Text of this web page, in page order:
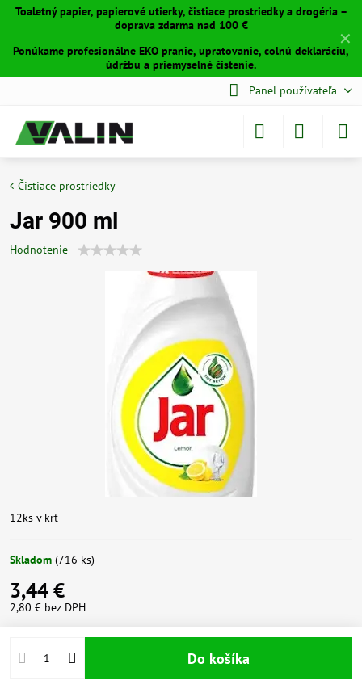
✕
Toaletný papier, papierové utierky, čistiace prostriedky a drogéria –
doprava zdarma nad 100 €
Ponúkame profesionálne EKO pranie, upratovanie, colnú deklaráciu,
údržbu a priemyselné čistenie.
Panel používateľa
Čistiace prostriedky
Jar 900 ml
Hodnotenie
12ks v krt
Skladom (716 ks)
3,44 €
2,80 € bez DPH
Do košíka